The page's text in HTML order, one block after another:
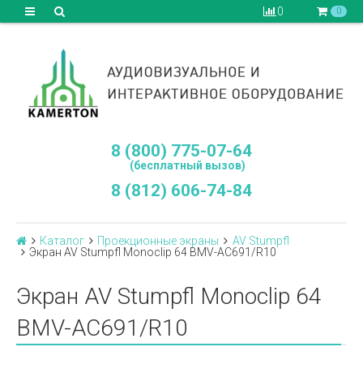
0 0
8 (800) 775-07-64
(бесплатный вызов)
8 (812) 606-74-84
Каталог Проекционные экраны
AV Stumpfl
Экран AV Stumpfl Monoclip 64 BMV-AC691/R10
Экран AV Stumpfl Monoclip 64
BMV-AC691/R10